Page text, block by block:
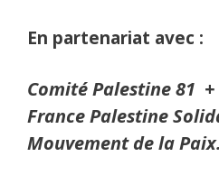
En partenariat avec :
Comité Palestine 81
France Palestine
Mouvement de la Paix.